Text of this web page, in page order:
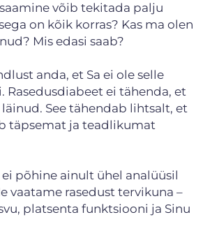
võib tekitada palju
on kõik korras? Kas ma olen
Mis edasi saab?
anda, et Sa ei ole selle
Rasedusdiabeet ei tähenda, et
See tähendab lihtsalt, et
täpsemat ja teadlikumat
põhine ainult ühel analüüsil
vaatame rasedust tervikuna –
platsenta funktsiooni ja Sinu